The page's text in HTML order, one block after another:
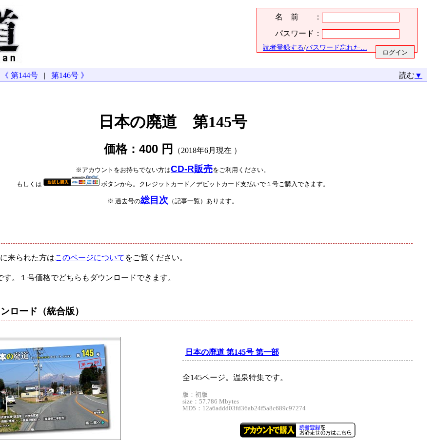
名 前 ：
パスワード：
読者登録する/パスワード忘れた…
読む ▼
《 第144号 | 第146号 》
日本の廃道 第145号
価格：400 円 （2018年6月現在 ）
※アカウントをお持ちでない方はCD-R販売をご利用ください。
もしくは ボタンから。クレジットカード／デビットカード支払いで１号ご購入できます。
※ 過去号の総目次 （記事一覧）あります。
来られた方はこのページについて をご覧ください。
す。１号価格でどちらもダウンロードできます。
ロード （統合版）
日本の廃道 第145号 第一部
全145ページ。温泉特集です。
版：初版
size：57.786 Mbytes
MD5：12a6addd03fd36ab24f5a8c689c97274